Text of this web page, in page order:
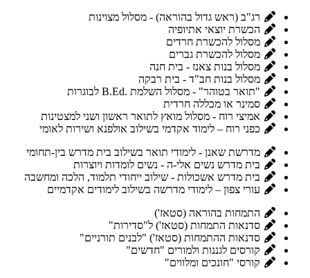
רג"ב (ראש גדול בהוראה) - מסלול מצוינות
הכשרת יוצאי אתיופיה
מסלול להכשרת חרדים
מסלול להכשרת גברים
מסלול בנות צאנז - בית חנה
מסלול בנות חב"ד - בית רבקה
"תואר בטוהר" - מסלול השלמת .B.Ed לבוגרות
סמינר או מכללה חרדית
אמיצי רוח - מסלול מואץ לתואר ראשון ושני למצטינות
כפני רוח – לימוד אקדמי בשילוב אולפנא ושירות לאומי
מדרשת שאנן - לימודי תואר בשילוב בית מדרש בין-תחומי
בית מדרש נשים אלי-ה - נשים לומדות ויוצרות
בית מדרש אשכולות - שילוב ייחודי תלמוד, הלכה ומחשבה
עורי צפון – לימודי מדרשה בשילוב לימודים אקדמיים
התמחות בהוראה (סטאז')
סדנאות התמחות (סטאז') ל"סדירות"
סדנאות ההתמחות (סטאז') "לבנים תורניים"
קורסים לגננות ולמורים "חדשים"
קורסי "חונכים ומלווים"